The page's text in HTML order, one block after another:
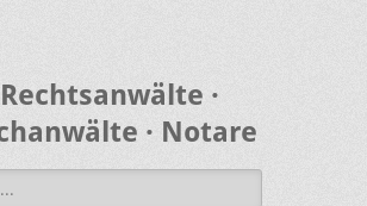
Rechtsanwälte ·
· Notare